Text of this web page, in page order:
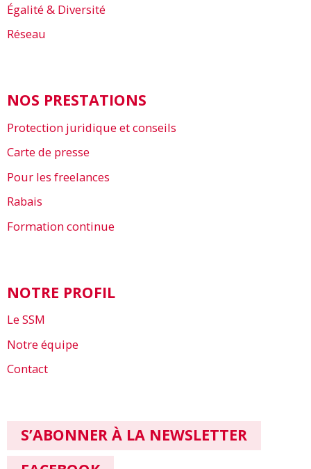
Égalité & Diversité
Réseau
NOS PRESTATIONS
Protection juridique et conseils
Carte de presse
Pour les freelances
Rabais
Formation continue
NOTRE PROFIL
Le SSM
Notre équipe
Contact
S’ABONNER À LA NEWSLETTER